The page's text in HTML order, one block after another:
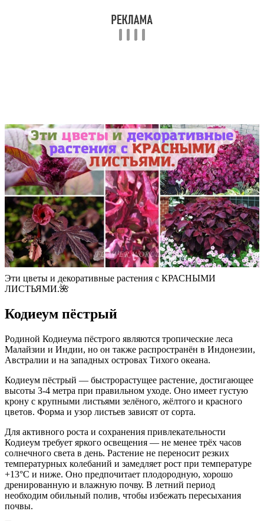
Эти цветы и декоративные растения с КРАСНЫМИ
ЛИСТЬЯМИ.🌺
Кодиеум пёстрый
Родиной Кодиеума пёстрого являются тропические леса
Малайзии и Индии, но он также распространён в Индонезии,
Австралии и на западных островах Тихого океана.
Кодиеум пёстрый — быстрорастущее растение, достигающее
высоты 3-4 метра при правильном уходе. Оно имеет густую
крону с крупными листьями зелёного, жёлтого и красного
цветов. Форма и узор листьев зависят от сорта.
Для активного роста и сохранения привлекательности
Кодиеум требует яркого освещения — не менее трёх часов
солнечного света в день. Растение не переносит резких
температурных колебаний и замедляет рост при температуре
+13°C и ниже. Оно предпочитает плодородную, хорошо
дренированную и влажную почву. В летний период
необходим обильный полив, чтобы избежать пересыхания
почвы.